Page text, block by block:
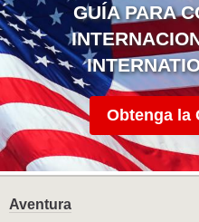
GUÍA PARA
Obtenga la
Aventura